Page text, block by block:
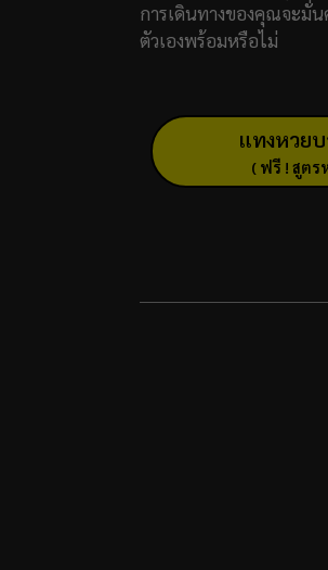
การเดินทางของคุณจะมั่น
ตัวเองพร้อมหรือไม่
แทงหวย
( ฟรี ! สูต